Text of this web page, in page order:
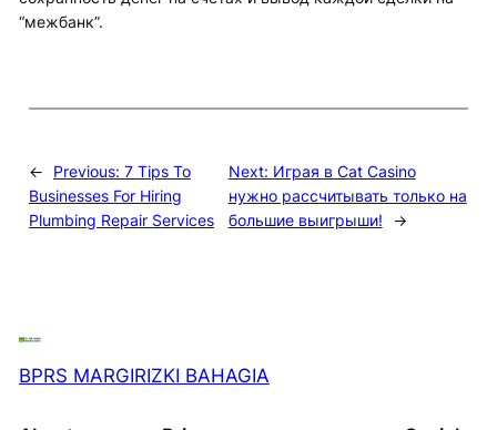
“межбанк”.
← Previous: 7 Tips To
Businesses For Hiring
Plumbing Repair Services
Next: Играя в Cat Casino
нужно рассчитывать только на
большие выигрыши!
→
BPRS MARGIRIZKI BAHAGIA